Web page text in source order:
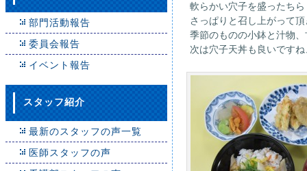
部門活動報告
委員会報告
イベント報告
スタッフ紹介
最新のスタッフの声一覧
医師スタッフの声
軟らかい穴子を盛ったち
さっぱりと召し上がって
季節のものの小鉢と汁物
次は穴子天丼も良いです